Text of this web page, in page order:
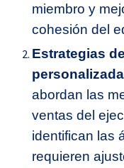
miembro y
cohesión del
Estrategias
abordan las
ventas del
identifican las
requieren